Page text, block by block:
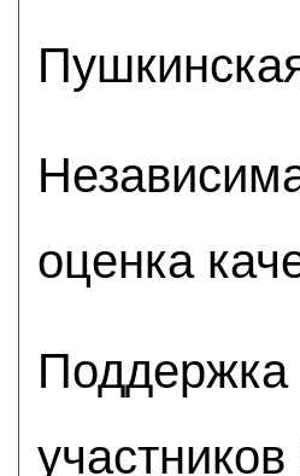
оценка
Поддержка